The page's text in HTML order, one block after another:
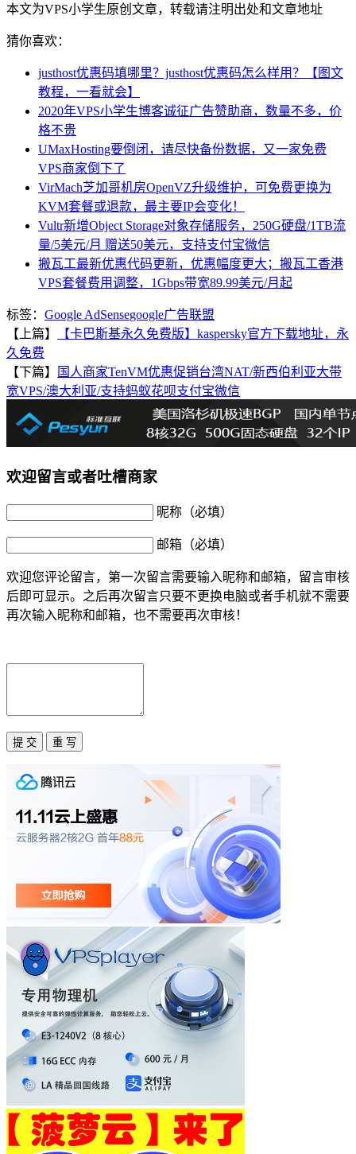
本文为VPS小学生原创文章，转载请注明出处和文章地址
猜你喜欢：
justhost优惠码填哪里？justhost优惠码怎么样用？【图文
教程，一看就会】
2020年VPS小学生博客诚征广告赞助商，数量不多，价
格不贵
UMaxHosting要倒闭，请尽快备份数据，又一家免费
VPS商家倒下了
VirMach芝加哥机房OpenVZ升级维护，可免费更换为
KVM套餐或退款，最主要IP会变化！
Vultr新增Object Storage对象存储服务，250G硬盘/1TB流
量/5美元/月 赠送50美元，支持支付宝微信
搬瓦工最新优惠代码更新，优惠幅度更大；搬瓦工香港
VPS套餐费用调整，1Gbps带宽89.99美元/月起
标签： Google AdSensegoogle广告联盟
【上篇】
【卡巴斯基永久免费版】kaspersky官方下载地址，永
久免费
【下篇】
国人商家TenVM优惠促销台湾NAT/新西伯利亚大带
宽VPS/澳大利亚/支持蚂蚁花呗支付宝微信
欢迎留言或者吐槽商家
昵称（必填）
邮箱（必填）
欢迎您评论留言，第一次留言需要输入昵称和邮箱，留言审核
后即可显示。之后再次留言只要不更换电脑或者手机就不需要
再次输入昵称和邮箱，也不需要再次审核！